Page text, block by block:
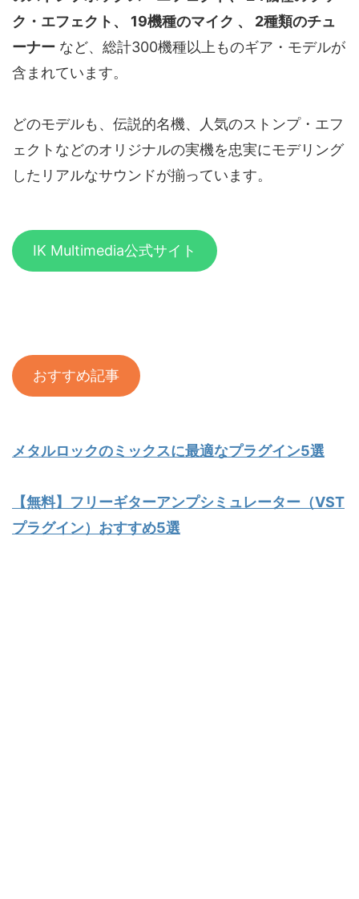
ク・エフェクト、 19機種のマイク 、 2種類のチュ
ーナー など、総計300機種以上ものギア・モデルが
含まれています。
どのモデルも、伝説的名機、人気のストンプ・エフ
ェクトなどのオリジナルの実機を忠実にモデリング
したリアルなサウンドが揃っています。
IK Multimedia公式サイト
おすすめ記事
メタルロックのミックスに最適なプラグイン5選
【無料】フリーギターアンプシミュレーター（VST
プラグイン）おすすめ5選